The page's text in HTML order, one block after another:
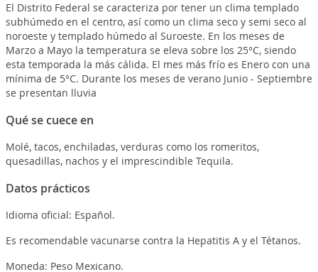
El Distrito Federal se caracteriza por tener un clima templado
subhúmedo en el centro, así como un clima seco y semi seco al
noroeste y templado húmedo al Suroeste. En los meses de
Marzo a Mayo la temperatura se eleva sobre los 25°C, siendo
esta temporada la más cálida. El mes más frío es Enero con una
mínima de 5°C. Durante los meses de verano Junio - Septiembre
se presentan lluvia
Qué se cuece en
Molé, tacos, enchiladas, verduras como los romeritos,
quesadillas, nachos y el imprescindible Tequila.
Datos prácticos
Idioma oficial: Español.
Es recomendable vacunarse contra la Hepatitis A y el Tétanos.
Moneda: Peso Mexicano.